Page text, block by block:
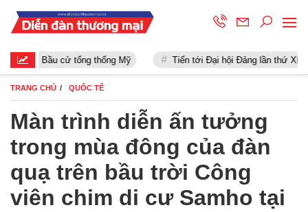
Bầu cử tổng thống Mỹ Tiến tới Đại hội Đảng lần thứ XIII
TRANG CHỦ QUỐC TẾ
Màn trình diễn ấn tưởng
trong mùa đông của đàn
quạ trên bầu trời Công
viên chim di cư Samho tại